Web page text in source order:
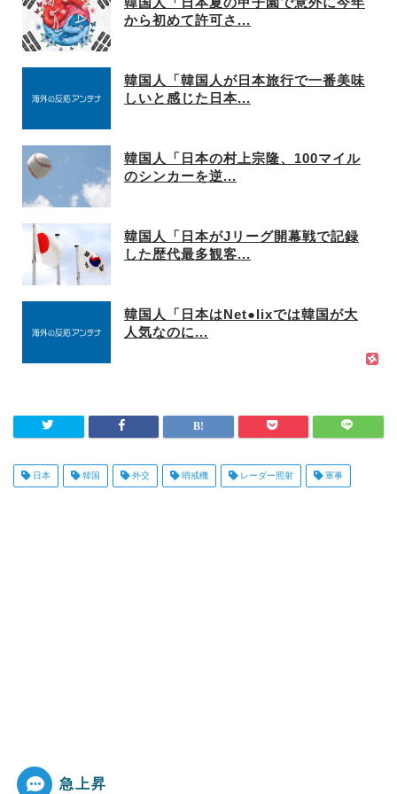
から初めて許可さ...
韓国人「韓国人が日本旅行で一番美味
しいと感じた日本...
韓国人「日本の村上宗隆、100マイル
のシンカーを逆...
韓国人「日本がJリーグ開幕戦で記録
した歴代最多観客...
韓国人「日本はNet●lixでは韓国が大
人気なのに...
日本 韓国 外交 哨戒機 レーダー照射 軍事
急上昇